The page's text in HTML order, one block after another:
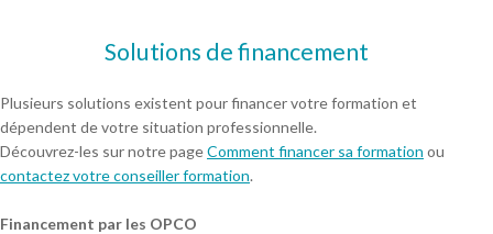
Solutions de financement
Plusieurs solutions existent pour financer votre formation et
dépendent de votre situation professionnelle.
Découvrez-les sur notre pageComment financer sa formation ou
contactez votre conseiller formation.
Financement par les OPCO